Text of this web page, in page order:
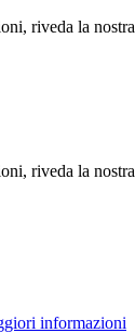
riveda la nostra
riveda la nostra
informazioni